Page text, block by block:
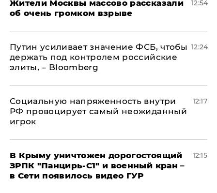
Жители Москвы массово рассказали
об очень громком взрыве
12:54
Путин усиливает значение ФСБ, чтобы
держать под контролем российские
элиты, – Bloomberg
12:24
Социальную напряженность внутри
РФ провоцирует самый неожиданный
игрок
12:17
В Крыму уничтожен дорогостоящий
ЗРПК "Панцирь-С1" и военный кран –
в Сети появилось видео ГУР
12:15